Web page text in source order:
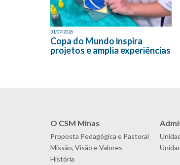
31/07/2026
Copa do Mundo inspira
projetos e amplia experiências
O CSM Minas
Proposta Pedagógica e Pastoral
Missão, Visão e Valores
História